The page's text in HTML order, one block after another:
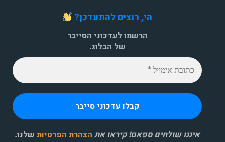
הי, רוצים להתעדכן?
הרשמו לעדכוני הסייבר
של הבלוג.
איננו שולחים ספאם! קיראו את הצהרת הפרטיות שלנו.